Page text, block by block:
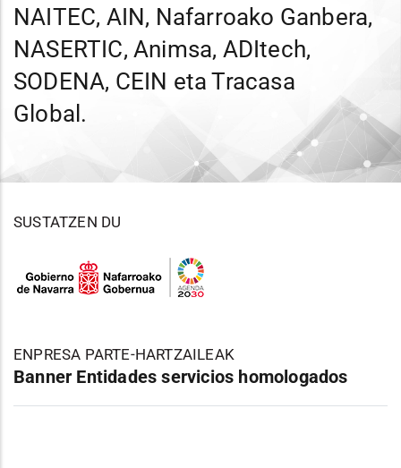
NAITEC, AIN, Nafarroako Ganbera,
NASERTIC, Animsa, ADItech,
SODENA, CEIN eta Tracasa
Global.
SUSTATZEN DU
ENPRESA PARTE-HARTZAILEAK
Banner Entidades servicios homologados